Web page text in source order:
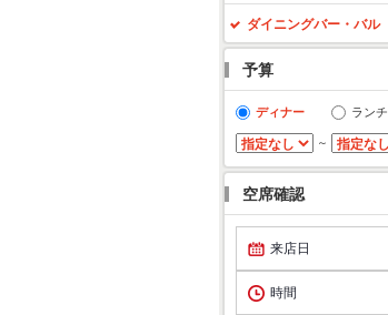
ダイニングバー・バル
予算
ディナー ランチ
～
空席確認